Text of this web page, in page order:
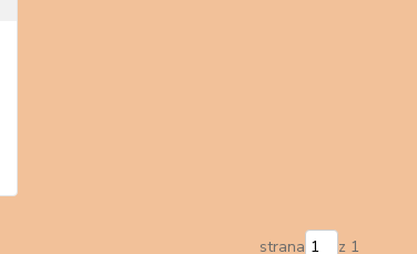
strana z 1